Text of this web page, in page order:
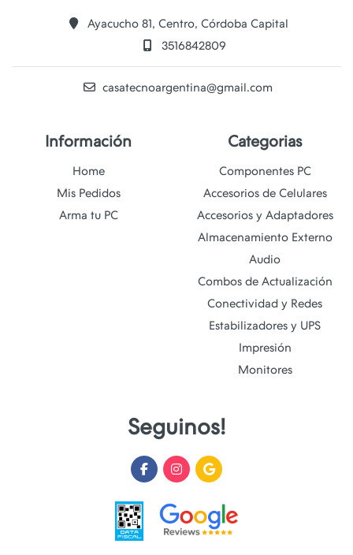
Ayacucho 81, Centro, Córdoba Capital
3516842809
casatecnoargentina@gmail.com
Información
Home
Mis Pedidos
Arma tu PC
Categorias
Componentes PC
Accesorios de Celulares
Accesorios y Adaptadores
Almacenamiento Externo
Audio
Combos de Actualización
Conectividad y Redes
Estabilizadores y UPS
Impresión
Monitores
Seguinos!